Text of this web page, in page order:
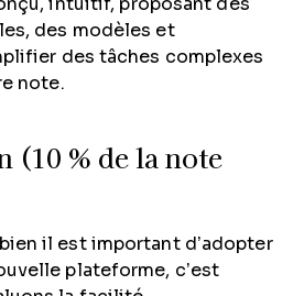
intuitif, proposant des
des modèles et
des tâches complexes
note.
(10 % de la note
il est important d’adopter
plateforme, c’est